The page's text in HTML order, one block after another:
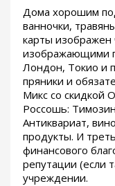
Дома хорошим
ванночки,
карты изображен
изображающими
Лондон, Токио и
пряники и
Микс со скидкой
Россошь:
Антиквариат,
продукты. И
финансового
репутации (если
учреждении.